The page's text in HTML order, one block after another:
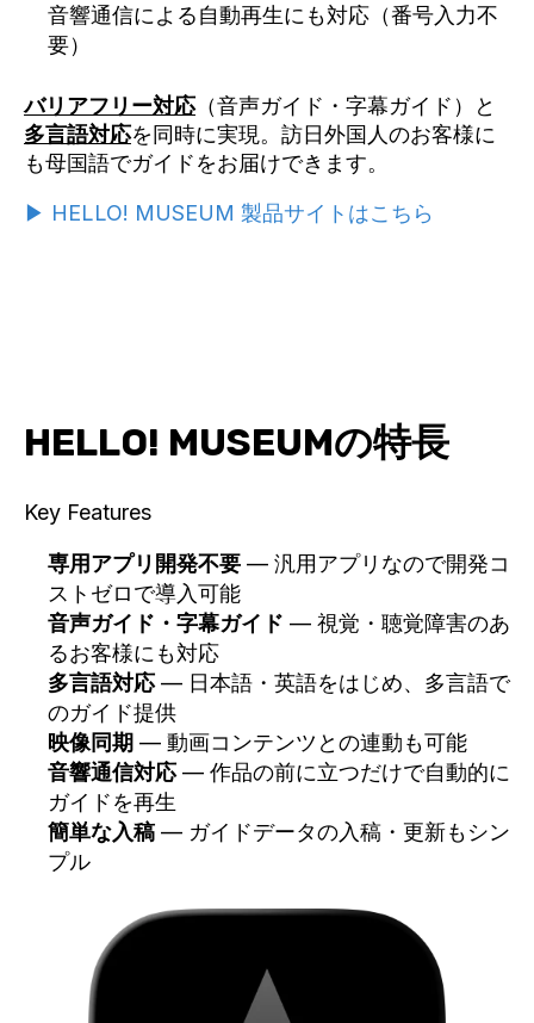
音響通信による自動再生にも対応（番号入力不
要）
バリアフリー対応（音声ガイド・字幕ガイド）と
多言語対応を同時に実現。訪日外国人のお客様に
も母国語でガイドをお届けできます。
▶ HELLO! MUSEUM 製品サイトはこちら
HELLO! MUSEUMの特長
Key Features
専用アプリ開発不要— 汎用アプリなので開発コ
ストゼロで導入可能
音声ガイド・字幕ガイド — 視覚・聴覚障害のあ
るお客様にも対応
多言語対応— 日本語・英語をはじめ、多言語で
のガイド提供
映像同期— 動画コンテンツとの連動も可能
音響通信対応— 作品の前に立つだけで自動的に
ガイドを再生
簡単な入稿— ガイドデータの入稿・更新もシン
プル